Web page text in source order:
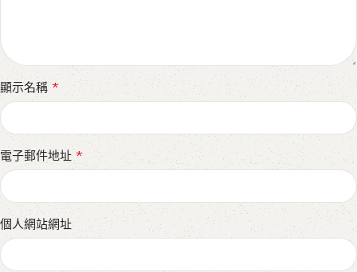
顯示名稱*
電子郵件地址 *
個人網站網址